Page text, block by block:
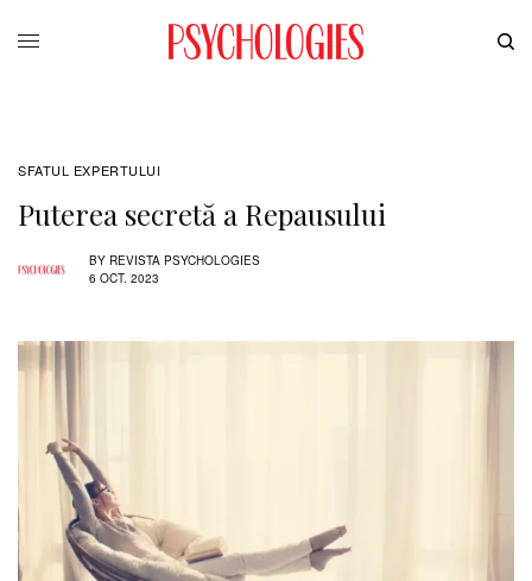
SFATUL EXPERTULUI
Puterea secretă a Repausului
BY REVISTA PSYCHOLOGIES
6 OCT. 2023